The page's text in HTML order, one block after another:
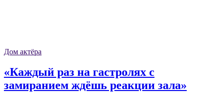
Дом актёра
«Каждый раз на гастролях с
замиранием ждёшь реакции зала»